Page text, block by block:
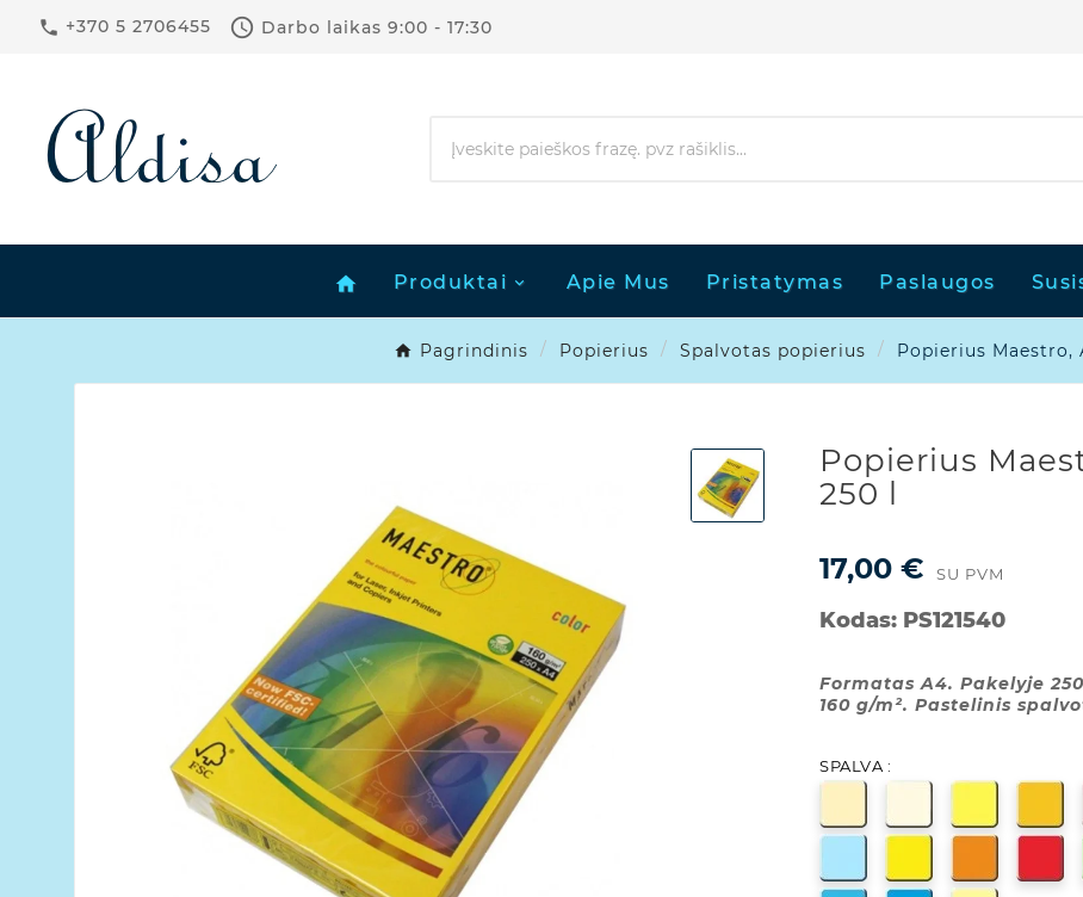
 +370 5 2706455  Darbo laikas 9:00 - 17:30
home Produktai Apie Mus Pristatymas Paslaugos
Pagrindinis Popierius Spalvotas popierius Popierius Maestro,
Popierius
250 l
17,00 € SU PVM
Kodas: PS121540
Formatas A4. Pakelyje
160 g/m². Pastelinis
SPALVA :